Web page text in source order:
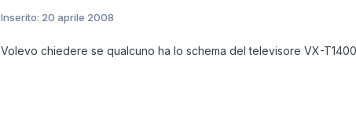
Inserito: 20 aprile 2008
Volevo chiedere se qualcuno ha lo schema del televisore VX-